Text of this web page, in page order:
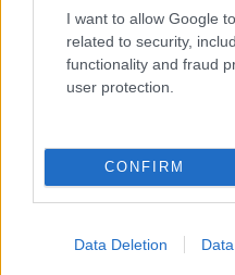
I want to allow Google
related to security,
functionality and fraud
user protection.
CONFIRM
Data Deletion
I nostri cari
I nostri cari
Giovannimaria